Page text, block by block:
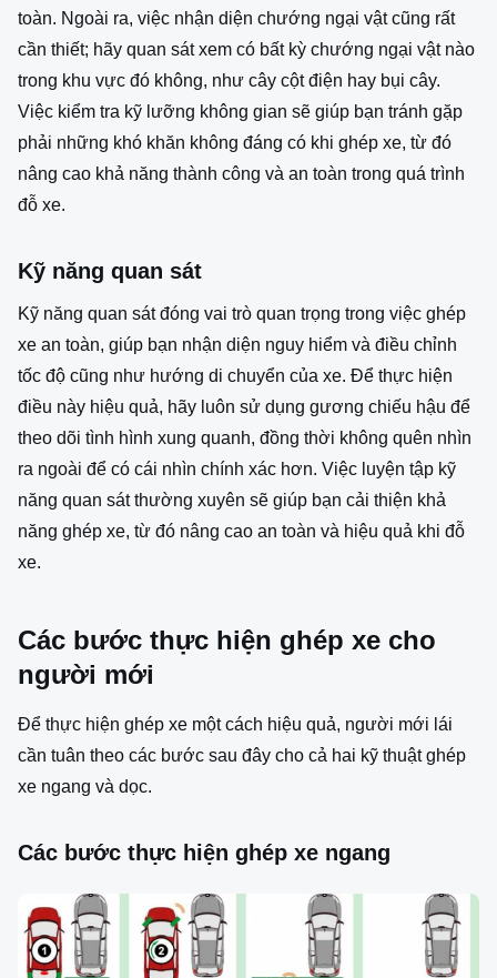
toàn. Ngoài ra, việc nhận diện chướng ngại vật cũng rất
cần thiết; hãy quan sát xem có bất kỳ chướng ngại vật nào
trong khu vực đó không, như cây cột điện hay bụi cây.
Việc kiểm tra kỹ lưỡng không gian sẽ giúp bạn tránh gặp
phải những khó khăn không đáng có khi ghép xe, từ đó
nâng cao khả năng thành công và an toàn trong quá trình
đỗ xe.
Kỹ năng quan sát
Kỹ năng quan sát đóng vai trò quan trọng trong việc ghép
xe an toàn, giúp bạn nhận diện nguy hiểm và điều chỉnh
tốc độ cũng như hướng di chuyển của xe. Để thực hiện
điều này hiệu quả, hãy luôn sử dụng gương chiếu hậu để
theo dõi tình hình xung quanh, đồng thời không quên nhìn
ra ngoài để có cái nhìn chính xác hơn. Việc luyện tập kỹ
năng quan sát thường xuyên sẽ giúp bạn cải thiện khả
năng ghép xe, từ đó nâng cao an toàn và hiệu quả khi đỗ
xe.
Các bước thực hiện ghép xe cho
người mới
Để thực hiện ghép xe một cách hiệu quả, người mới lái
cần tuân theo các bước sau đây cho cả hai kỹ thuật ghép
xe ngang và dọc.
Các bước thực hiện ghép xe ngang